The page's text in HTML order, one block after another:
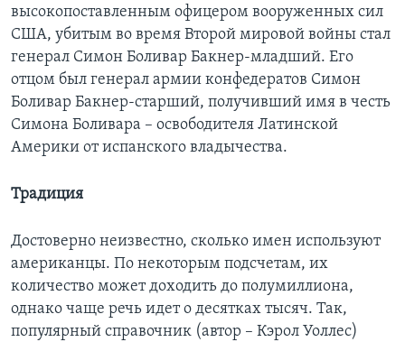
высокопоставленным офицером вооруженных сил
США, убитым во время Второй мировой войны стал
генерал Симон Боливар Бакнер-младший. Его
отцом был генерал армии конфедератов Симон
Боливар Бакнер-старший, получивший имя в честь
Симона Боливара – освободителя Латинской
Америки от испанского владычества.
Традиция
Достоверно неизвестно, сколько имен используют
американцы. По некоторым подсчетам, их
количество может доходить до полумиллиона,
однако чаще речь идет о десятках тысяч. Так,
популярный справочник (автор – Кэрол Уоллес)